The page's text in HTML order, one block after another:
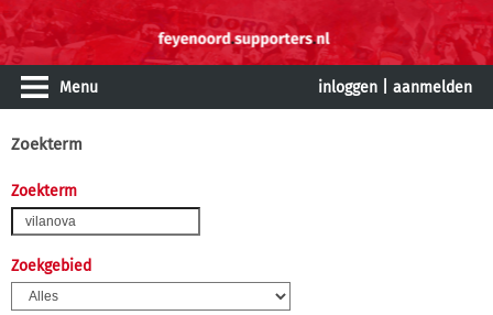
Menu inloggen aanmelden
Zoekterm
Zoekterm
Zoekgebied